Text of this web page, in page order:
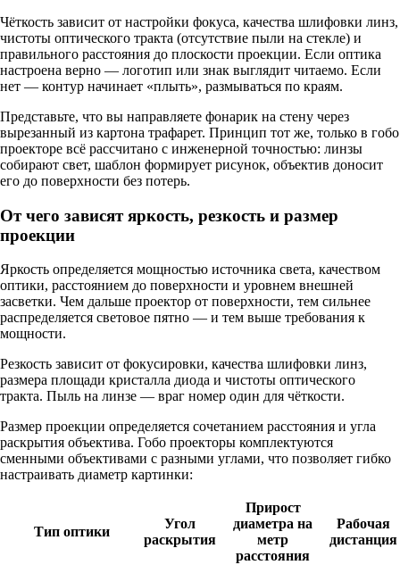
Чёткость зависит от настройки фокуса, качества шлифовки линз,
чистоты оптического тракта (отсутствие пыли на стекле) и
правильного расстояния до плоскости проекции. Если оптика
настроена верно — логотип или знак выглядит читаемо. Если
нет — контур начинает «плыть», размываться по краям.
Представьте, что вы направляете фонарик на стену через
вырезанный из картона трафарет. Принцип тот же, только в гобо
проекторе всё рассчитано с инженерной точностью: линзы
собирают свет, шаблон формирует рисунок, объектив доносит
его до поверхности без потерь.
От чего зависят яркость, резкость и размер
проекции
Яркость определяется мощностью источника света, качеством
оптики, расстоянием до поверхности и уровнем внешней
засветки. Чем дальше проектор от поверхности, тем сильнее
распределяется световое пятно — и тем выше требования к
мощности.
Резкость зависит от фокусировки, качества шлифовки линз,
размера площади кристалла диода и чистоты оптического
тракта. Пыль на линзе — враг номер один для чёткости.
Размер проекции определяется сочетанием расстояния и угла
раскрытия объектива. Гобо проекторы комплектуются
сменными объективами с разными углами, что позволяет гибко
настраивать диаметр картинки:
Тип оптики
Угол
раскрытия
Прирост
диаметра на
метр
расстояния
Рабочая
дистанция